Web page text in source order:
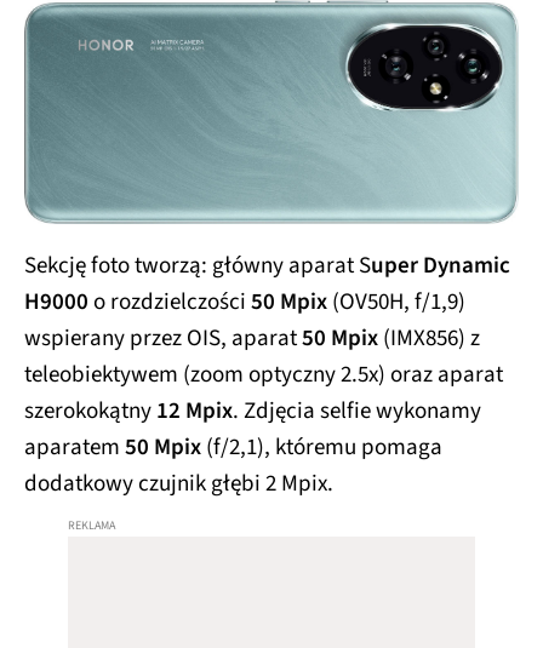
Sekcję foto tworzą: główny aparat Super Dynamic
H9000o rozdzielczości50 Mpix(OV50H, f/1,9)
wspierany przez OIS, aparat50 Mpix(IMX856) z
teleobiektywem (zoom optyczny 2.5x) oraz aparat
szerokokątny12 Mpix. Zdjęcia selfie wykonamy
aparatem50 Mpix(f/2,1), któremu pomaga
dodatkowy czujnik głębi 2 Mpix.